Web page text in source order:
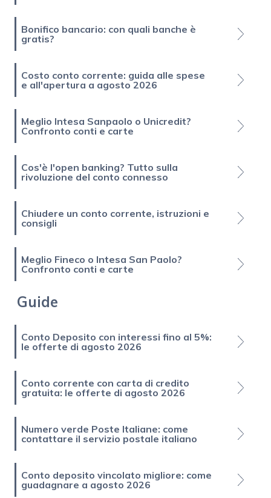
Bonifico bancario: con quali banche è
gratis?
Costo conto corrente: guida alle spese
e all'apertura a agosto 2026
Meglio Intesa Sanpaolo o Unicredit?
Confronto conti e carte
Cos'è l'open banking? Tutto sulla
rivoluzione del conto connesso
Chiudere un conto corrente, istruzioni e
consigli
Meglio Fineco o Intesa San Paolo?
Confronto conti e carte
Guide
Conto Deposito con interessi fino al 5%:
le offerte di agosto 2026
Conto corrente con carta di credito
gratuita: le offerte di agosto 2026
Numero verde Poste Italiane: come
contattare il servizio postale italiano
Conto deposito vincolato migliore: come
guadagnare a agosto 2026